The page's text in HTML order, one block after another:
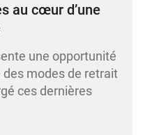
au cœur d’une
une opportunité
modes de retrait
ces dernières